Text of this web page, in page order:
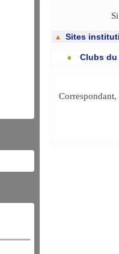
Sites
Clubs du
Correspondant,